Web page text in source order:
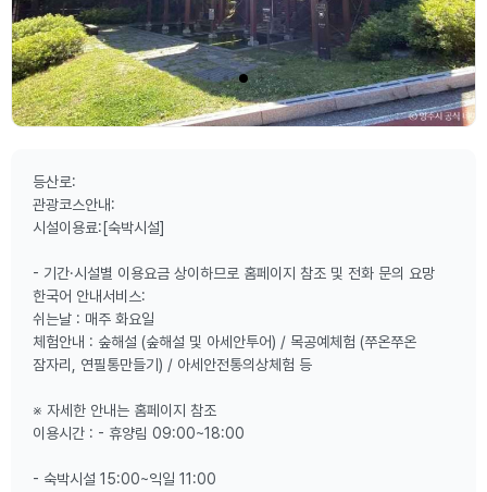
등산로:
관광코스안내:
시설이용료:[숙박시설]
- 기간·시설별 이용요금 상이하므로 홈페이지 참조 및 전화 문의 요망
한국어 안내서비스:
쉬는날 : 매주 화요일
체험안내 : 숲해설 (숲해설 및 아세안투어) / 목공예체험 (쭈온쭈온
잠자리, 연필통만들기) / 아세안전통의상체험 등
※ 자세한 안내는 홈페이지 참조
이용시간 : - 휴양림 09:00~18:00
- 숙박시설 15:00~익일 11:00